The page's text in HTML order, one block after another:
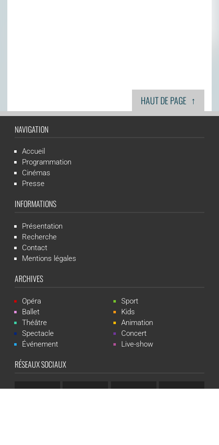
HAUT DE PAGE ↑
NAVIGATION
Accueil
Programmation
Cinémas
Presse
INFORMATIONS
Présentation
Recherche
Contact
Mentions légales
ARCHIVES
Opéra
Ballet
Théâtre
Spectacle
Événement
Sport
Kids
Animation
Concert
Live-show
RÉSEAUX SOCIAUX